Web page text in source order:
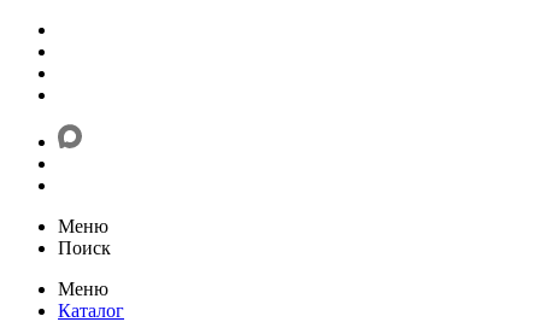
Меню
Поиск
Меню
Каталог